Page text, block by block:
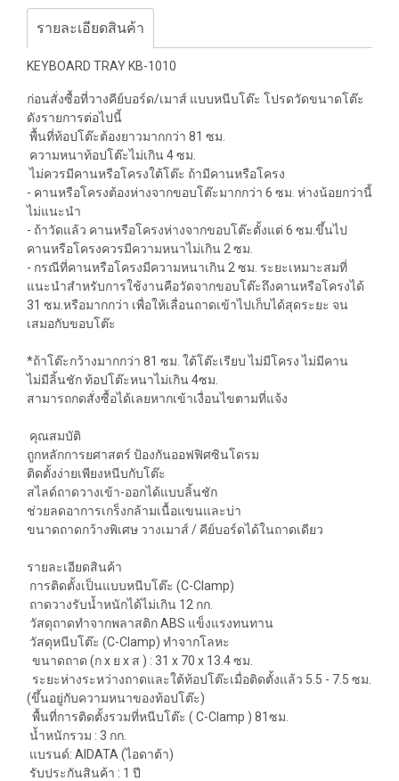
รายละเอียดสินค้า
KEYBOARD TRAY KB-1010
ก่อนสั่งซื้อที่วางคีย์บอร์ด/เมาส์ แบบหนีบโต๊ะ โปรดวัดขนาดโต๊ะ
ดังรายการต่อไปนี้
พื้นที่ท้อปโต๊ะต้องยาวมากกว่า 81 ซม.
ความหนาท้อปโต๊ะไม่เกิน 4 ซม.
ไม่ควรมีคานหรือโครงใต้โต๊ะ ถ้ามีคานหรือโครง
- คานหรือโครงต้องห่างจากขอบโต๊ะมากกว่า 6 ซม. ห่างน้อยกว่านี้
ไม่แนะนำ
- ถ้าวัดแล้ว คานหรือโครงห่างจากขอบโต๊ะตั้งแต่ 6 ซม.ขึ้นไป
คานหรือโครงควรมีความหนาไม่เกิน 2 ซม.
- กรณีที่คานหรือโครงมีความหนาเกิน 2 ซม. ระยะเหมาะสมที่
แนะนำสำหรับการใช้งานคือวัดจากขอบโต๊ะถึงคานหรือโครงได้
31 ซม.หรือมากกว่า เพื่อให้เลื่อนถาดเข้าไปเก็บได้สุดระยะ จน
เสมอกับขอบโต๊ะ
*ถ้าโต๊ะกว้างมากกว่า 81 ซม. ใต้โต๊ะเรียบ ไม่มีโครง ไม่มีคาน
ไม่มีลิ้นชัก ท้อปโต๊ะหนาไม่เกิน 4ซม.
สามารถกดสั่งซื้อได้เลยหากเข้าเงื่อนไขตามที่แจ้ง
คุณสมบัติ
ถูกหลักการยศาสตร์ ป้องกันออฟฟิศซินโดรม
ติดตั้งง่ายเพียงหนีบกับโต๊ะ
สไลด์ถาดวางเข้า-ออกได้แบบลิ้นชัก
ช่วยลดอาการเกร็งกล้ามเนื้อแขนและบ่า
ขนาดถาดกว้างพิเศษ วางเมาส์ / คีย์บอร์ดได้ในถาดเดียว
รายละเอียดสินค้า
การติดตั้งเป็นแบบหนีบโต๊ะ (C-Clamp)
ถาดวางรับน้ำหนักได้ไม่เกิน 12 กก.
วัสดุถาดทำจากพลาสติก ABS แข็งแรงทนทาน
วัสดุหนีบโต๊ะ (C-Clamp) ทำจากโลหะ
ขนาดถาด (ก x ย x ส ) : 31 x 70 x 13.4 ซม.
ระยะห่างระหว่างถาดและใต้ท้อปโต๊ะเมื่อติดตั้งแล้ว 5.5 - 7.5 ซม.
(ขึ้นอยู่กับความหนาของท้อปโต๊ะ)
พื้นที่การติดตั้งรวมที่หนีบโต๊ะ ( C-Clamp ) 81ซม.
น้ำหนักรวม : 3 กก.
แบรนด์: AIDATA (ไอดาต้า)
รับประกันสินค้า : 1 ปี